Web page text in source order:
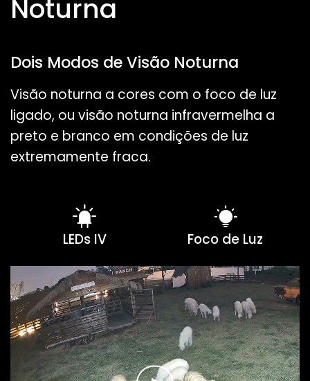
Noturna
Dois Modos de Visão Noturna
Visão noturna a cores com o foco de luz
ligado, ou visão noturna infravermelha a
preto e branco em condições de luz
extremamente fraca.
LEDs IV Foco de Luz